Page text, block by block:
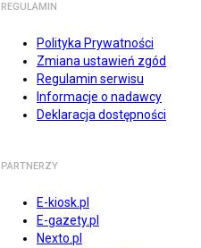
REGULAMIN
Polityka Prywatności
Zmiana ustawień zgód
Regulamin serwisu
Informacje o nadawcy
Deklaracja dostępności
PARTNERZY
E-kiosk.pl
E-gazety.pl
Nexto.pl